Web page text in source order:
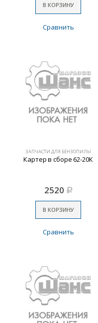
В КОРЗИНУ
Сравнить
ЗАПЧАСТИ ДЛЯ БЕНЗОПИЛЫ
Картер в сборе 62-20К
2520 Р
В КОРЗИНУ
Сравнить